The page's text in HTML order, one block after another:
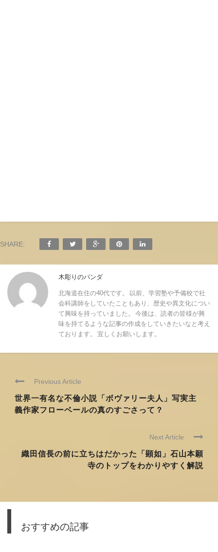
SHARE:
木彫りのパンダ
北海道在住の40代です。 以前、学習塾や予備校で社
会科講師をしていたこともあり、歴史や異文化につい
て興味を持っていました。 今後は、読者の皆様が興
味を持てるような記事の作成をしていきたいなと考え
ております。 宜しくお願いします。
Previous Article
世界一有名な不倫小説「ボヴァリー夫人」写実主
義作家フローベールの真のすごさって？
Next Article
織田信長の前に立ちはだかった「顕如」石山本願
寺のトップをわかりやすく解説
おすすめの記事